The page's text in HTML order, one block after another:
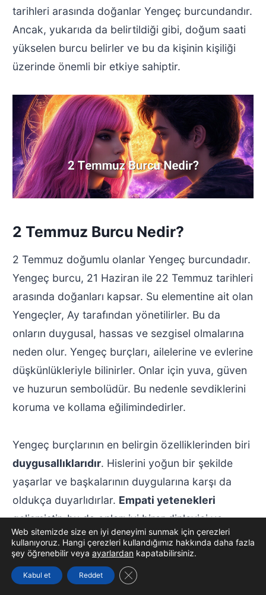
tarihleri arasında doğanlar Yengeç burcundandır.
Ancak, yukarıda da belirtildiği gibi, doğum saati
yükselen burcu belirler ve bu da kişinin kişiliği
üzerinde önemli bir etkiye sahiptir.
2 Temmuz Burcu Nedir?
2 Temmuz doğumlu olanlar Yengeç burcundadır.
Yengeç burcu, 21 Haziran ile 22 Temmuz tarihleri
arasında doğanları kapsar. Su elementine ait olan
Yengeçler, Ay tarafından yönetilirler. Bu da
onların duygusal, hassas ve sezgisel olmalarına
neden olur. Yengeç burçları, ailelerine ve evlerine
düşkünlükleriyle bilinirler. Onlar için yuva, güven
ve huzurun sembolüdür. Bu nedenle sevdiklerini
koruma ve kollama eğilimindedirler.
Yengeç burçlarının en belirgin özelliklerinden biri
duygusallıklarıdır. Hislerini yoğun bir şekilde
yaşarlar ve başkalarının duygularına karşı da
oldukça duyarlıdırlar. Empati yetenekleri
gelişmiştir, bu da onları iyi birer dinleyici ve
destekçi yapar. Yengeçler aynı zamanda
koruyucu ve besleyicibir yapıya sahiptirler.
Sevdiklerinin ihtiyaçlarını sezgisel olarak anlar ve
Web sitemizde size en iyi deneyimi sunmak için çerezleri
kullanıyoruz. Hangi çerezleri kullandığımız hakkında daha fazla
şey öğrenebilir veya ayarlardan kapatabilirsiniz.
Kabul et Reddet GDPR çerez şeridini kapat